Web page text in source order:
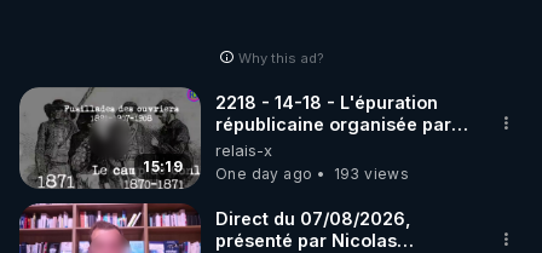
Why this ad?
15:19
2218 - 14-18 - L'épuration
républicaine organisée par
les frères de la truelle
relais-x
One day ago
193 views
Direct du 07/08/2026,
présenté par Nicolas